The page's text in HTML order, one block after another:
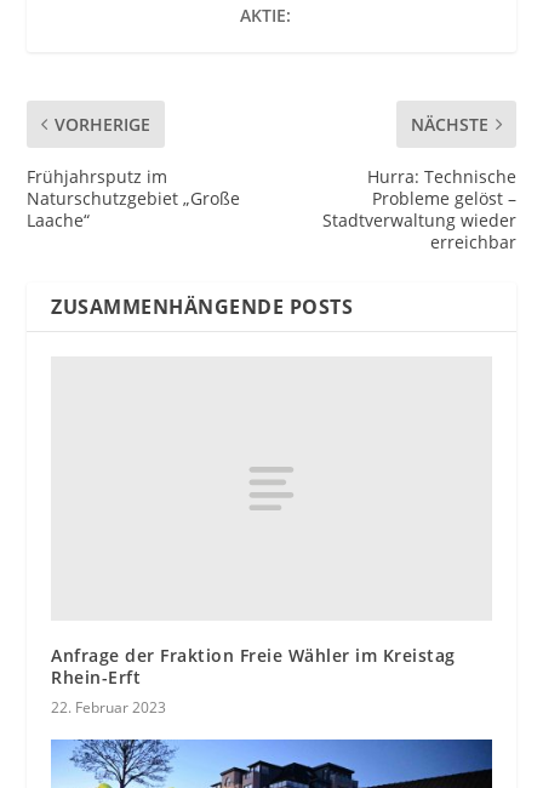
AKTIE:
VORHERIGE
Frühjahrsputz im
Naturschutzgebiet „Große
Laache“
NÄCHSTE
Hurra: Technische
Probleme gelöst –
Stadtverwaltung wieder
erreichbar
ZUSAMMENHÄNGENDE POSTS
Anfrage der Fraktion Freie Wähler im Kreistag
Rhein-Erft
22. Februar 2023